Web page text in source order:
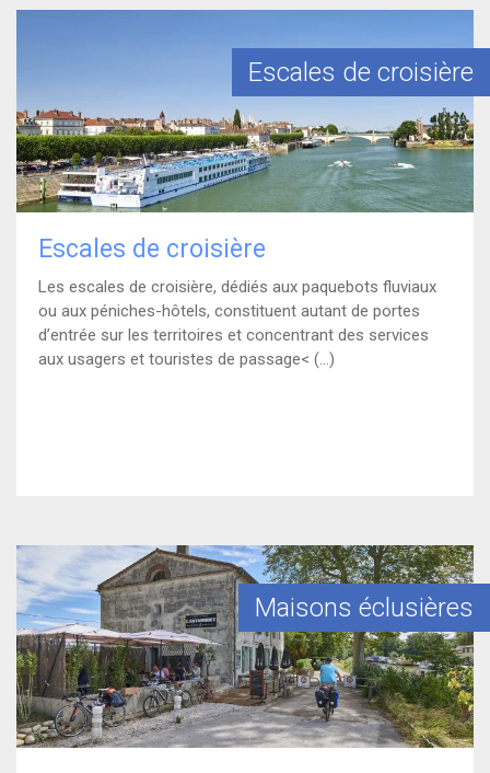
En savoir plus
Escales de croisière
Les escales de croisière, dédiés aux paquebots fluviaux
ou aux péniches-hôtels, constituent autant de portes
d’entrée sur les territoires et concentrant des services
aux usagers et touristes de passage< (...)
Escales de croisière
En savoir plus
)
Maisons éclusières